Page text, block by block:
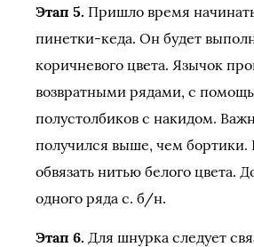
Этап 5. Пришло время
пинетки-кеда. Он будет
коричневого цвета. Язычок
возвратными рядами, с
полустолбиков с накидом.
получился выше, чем
обвязать нитью белого цвета.
одного ряда с. б/н.
Этап 6. Для шнурка следует